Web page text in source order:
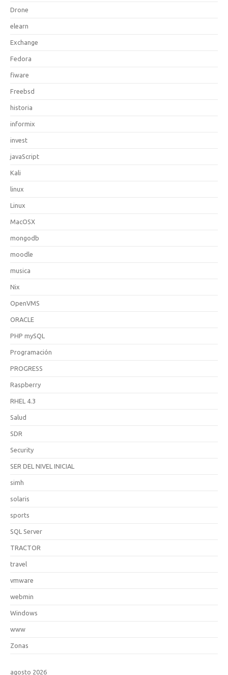
Drone
elearn
Exchange
Fedora
fiware
Freebsd
historia
informix
invest
javaScript
Kali
linux
Linux
MacOSX
mongodb
moodle
musica
Nix
OpenVMS
ORACLE
PHP mySQL
Programación
PROGRESS
Raspberry
RHEL 4.3
Salud
SDR
Security
SER DEL NIVEL INICIAL
simh
solaris
sports
SQL Server
TRACTOR
travel
vmware
webmin
Windows
www
Zonas
agosto 2026